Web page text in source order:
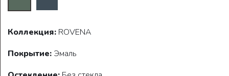
Коллекция: ROVENA
Покрытие: Эмаль